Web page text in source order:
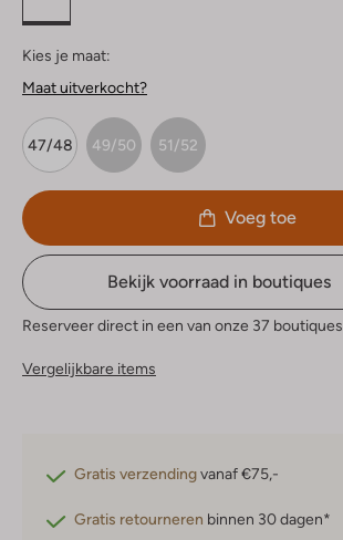
Kies je maat:
Maat uitverkocht?
47/48 49/50 51/52
Voeg toe
Bekijk voorraad in boutiques
Reserveer direct in een van onze 37 boutiques
Vergelijkbare items
Gratis verzendingvanaf €75,-
Gratis retourneren binnen 30 dagen*